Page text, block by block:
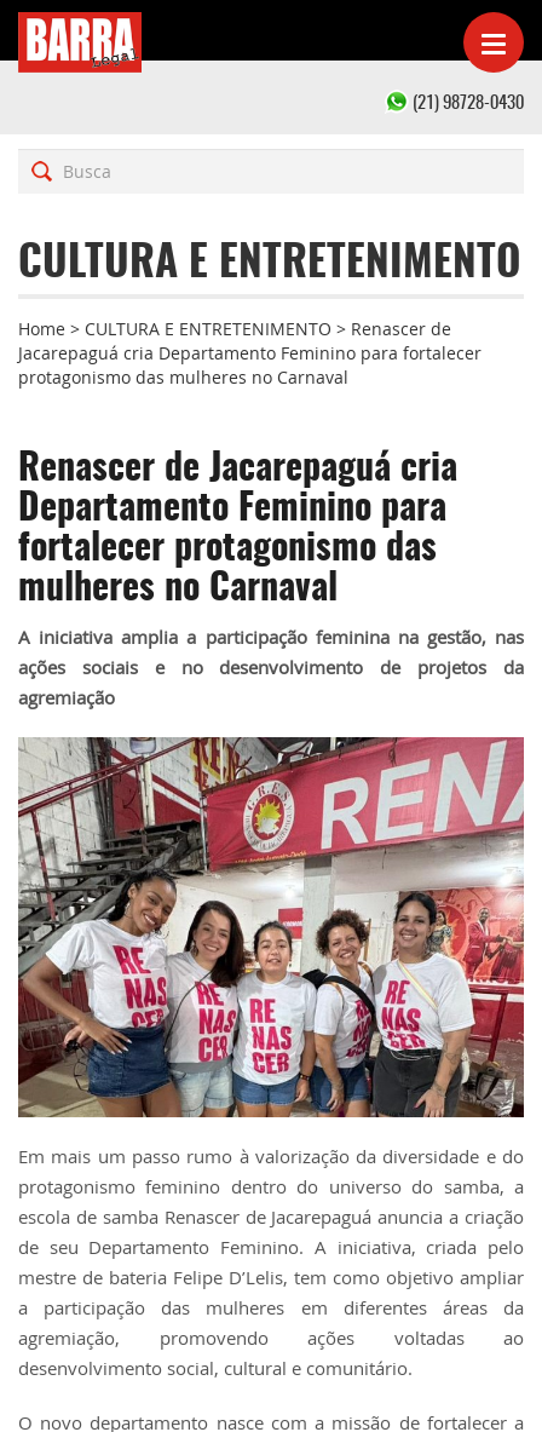
(21) 98728-0430
CULTURA E ENTRETENIMENTO
Home > CULTURA E ENTRETENIMENTO > Renascer de
Jacarepaguá cria Departamento Feminino para fortalecer
protagonismo das mulheres no Carnaval
Renascer de Jacarepaguá cria
Departamento Feminino para
fortalecer protagonismo das
mulheres no Carnaval
A iniciativa amplia a participação feminina na gestão, nas
ações sociais e no desenvolvimento de projetos da
agremiação
Em mais um passo rumo à valorização da diversidade e do
protagonismo feminino dentro do universo do samba, a
escola de samba Renascer de Jacarepaguá anuncia a criação
de seu Departamento Feminino. A iniciativa, criada pelo
mestre de bateria Felipe D’Lelis, tem como objetivo ampliar
a participação das mulheres em diferentes áreas da
agremiação, promovendo ações voltadas ao
desenvolvimento social, cultural e comunitário.
O novo departamento nasce com a missão de fortalecer a